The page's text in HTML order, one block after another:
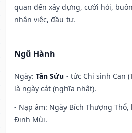
quan đến xây dựng, cưới hỏi,
nhận việc, đầu tư.
Ngũ Hành
Ngày: Tân Sửu - tức Chi sinh Can
là ngày cát (nghĩa nhật).
- Nạp âm: Ngày Bích Thượng Thổ,
Đinh Mùi.